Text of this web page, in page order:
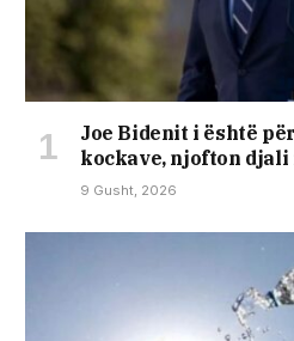
Joe Bidenit i është
kockave, njofton
9 Gusht, 2026